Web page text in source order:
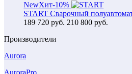
NewХит-10%
START Сварочный
189 720 руб. 210 800 руб.
Производители
Aurora
AuroraPro